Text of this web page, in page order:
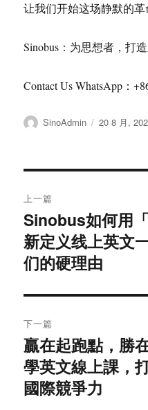
让我们开始这场静默的革
Sinobus：为思想者，打
Contact Us WhatsApp：
作
SinoAdmin
发
20 8 月,
章
导
航
上一篇
上
篇
文
Sinobus如何用
新定义线上英文
们的硬理由
下一篇
下
篇
文
贏在起跑點，勝
學英文線上課，
國際競爭力